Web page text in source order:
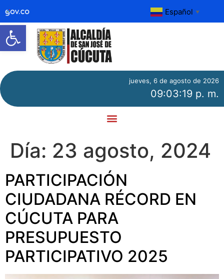
Abrir barra de herramientas
Español ▼
jueves, 6 de agosto de 2026
09:03:19 p. m.
Día: 23 agosto, 2024
PARTICIPACIÓN
CIUDADANA RÉCORD EN
CÚCUTA PARA
PRESUPUESTO
PARTICIPATIVO 2025